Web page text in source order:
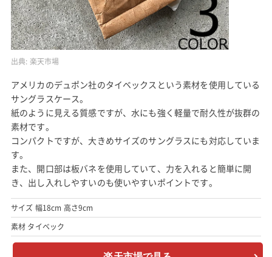
出典: 楽天市場
アメリカのデュポン社のタイベックスという素材を使用している
サングラスケース。
紙のように見える質感ですが、水にも強く軽量で耐久性が抜群の
素材です。
コンパクトですが、大きめサイズのサングラスにも対応していま
す。
また、開口部は板バネを使用していて、力を入れると簡単に開
き、出し入れしやすいのも使いやすいポイントです。
サイズ 幅18cm 高さ9cm
素材 タイベック